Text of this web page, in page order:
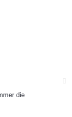
die